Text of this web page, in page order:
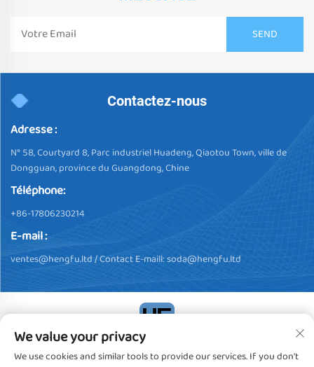
Contactez-nous
Adresse :
N° 58, Courtyard 8, Parc industriel Huadeng, Qiaotou Town, ville de
Dongguan, province du Guangdong, Chine
Téléphone:
+86-17806230214
E-mail :
ventes@hengfu.ltd/ Contact E-maill:soda@hengfu.ltd
Droits d'auteur © 2024, Dongguan Hengfu Plastic Products Co.,
We value your privacy
We use cookies and similar tools to provide our services. If you don't